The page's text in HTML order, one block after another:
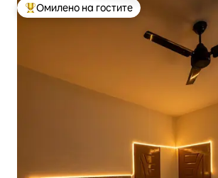
Меѓу најуспешните „Омилени на гостите“
Омилено на гостите